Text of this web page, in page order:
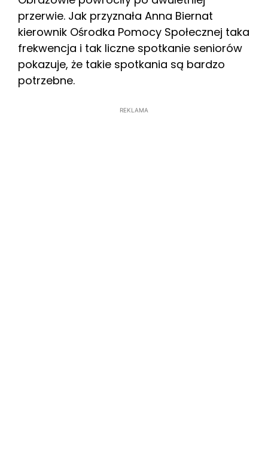
przerwie. Jak przyznała Anna Biernat
kierownik Ośrodka Pomocy Społecznej taka
frekwencja i tak liczne spotkanie seniorów
pokazuje, że takie spotkania są bardzo
potrzebne.
REKLAMA